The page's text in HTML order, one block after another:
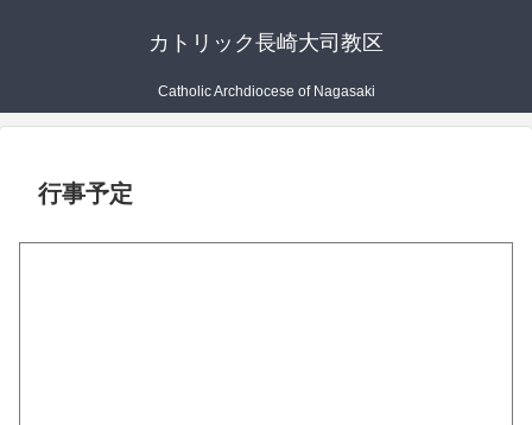
カトリック長崎大司教区
Catholic Archdiocese of Nagasaki
行事予定